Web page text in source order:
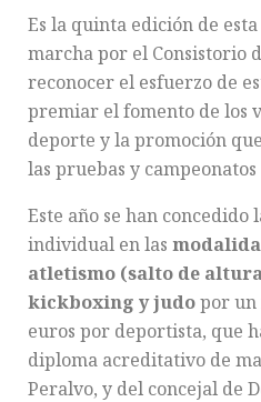
Es la quinta edición de
marcha por el Consistorio
reconocer el esfuerzo de
premiar el fomento de los
deporte y la promoción
las pruebas y
Este año se han concedido
individual en las
atletismo (salto de
kickboxing y judopor un
euros por deportista, que
diploma acreditativo de
Peralvo, y del concejal de